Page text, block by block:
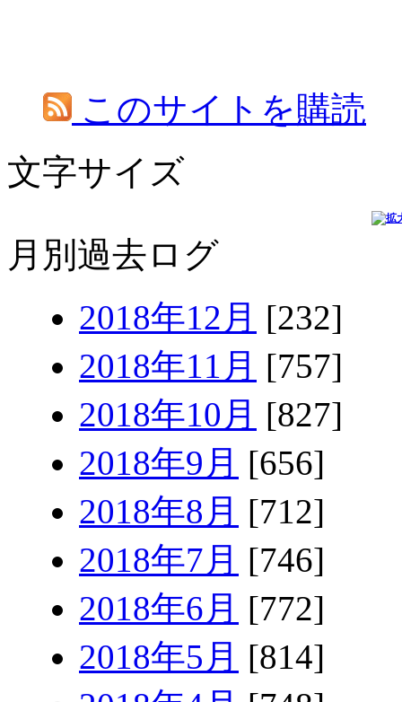
このサイトを購読
文字サイズ
月別過去ログ
2018年12月 [232]
2018年11月 [757]
2018年10月 [827]
2018年9月 [656]
2018年8月 [712]
2018年7月 [746]
2018年6月 [772]
2018年5月 [814]